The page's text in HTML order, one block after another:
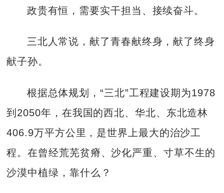
政贵有恒，需要实干担当、接续奋斗。
三北人常说，献了青春献终身，献了终身
献子孙。
根据总体规划，“三北”工程建设期为1978
到2050年，在我国的西北、华北、东北造林
406.9万平方公里，是世界上最大的治沙工
程。在曾经荒芜贫瘠、沙化严重、寸草不生的
沙漠中植绿，靠什么？